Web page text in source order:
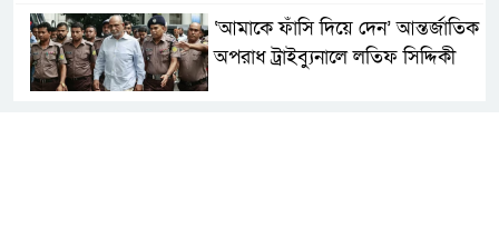
‘আমাকে ফাঁসি দিয়ে দেন’ আন্তর্জাতিক
অপরাধ ট্রাইব্যুনালে লতিফ সিদ্দিকী